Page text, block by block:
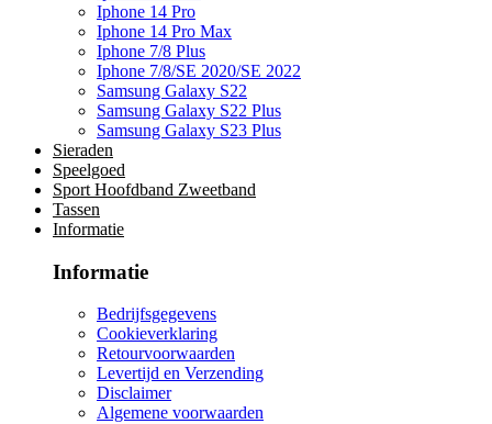
Iphone 14 Pro
Iphone 14 Pro Max
Iphone 7/8 Plus
Iphone 7/8/SE 2020/SE 2022
Samsung Galaxy S22
Samsung Galaxy S22 Plus
Samsung Galaxy S23 Plus
Sieraden
Speelgoed
Sport Hoofdband Zweetband
Tassen
Informatie
Informatie
Bedrijfsgegevens
Cookieverklaring
Retourvoorwaarden
Levertijd en Verzending
Disclaimer
Algemene voorwaarden